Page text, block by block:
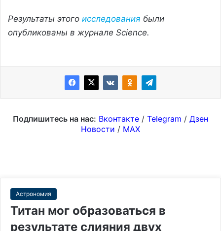
Результаты этого исследования были
опубликованы в журнале Science.
Подпишитесь на нас: Вконтакте / Telegram / Дзен
Новости / MAX